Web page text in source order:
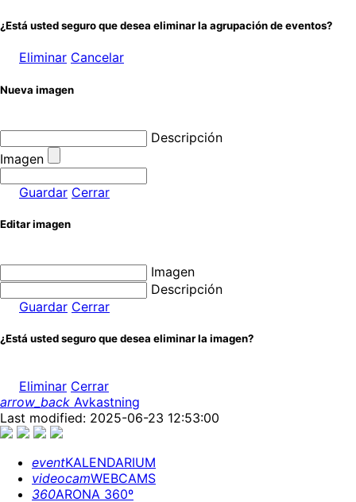
¿Está usted seguro que desea eliminar la agrupación de eventos?
Eliminar Cancelar
Nueva imagen
Descripción
Imagen
Guardar Cerrar
Editar imagen
Imagen
Descripción
Guardar Cerrar
¿Está usted seguro que desea eliminar la imagen?
Eliminar Cerrar
arrow_back Avkastning
Last modified: 2025-06-23 12:53:00
eventKALENDARIUM
videocamWEBCAMS
360ARONA 360º